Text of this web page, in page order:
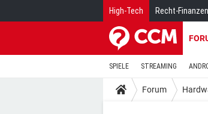
High-Tech Recht-Finanzen
SPIELE STREAMING
Forum